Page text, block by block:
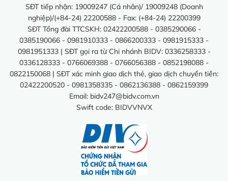
SĐT tiếp nhận: 19009247 (Cá nhân)/ 19009248 (Doanh
nghiệp)/(+84-24) 22200588 - Fax: (+84-24) 22200399
SĐT Tổng đài TTCSKH: 02422200588 - 0385290066 -
0385190066 - 0981910333 - 0866200333 - 0981915333 -
0981951333 | SĐT gọi ra từ Chi nhánh BIDV: 0336258333 -
0336128333 - 0766069388 - 0766056388 - 0852198088 -
0822150068 | SĐT xác minh giao dịch thẻ, giao dịch chuyển tiền:
02422200520 - 0981358335 - 0862136388 - 0862159399
Email: bidv247@bidv.com.vn
Swift code: BIDVVNVX